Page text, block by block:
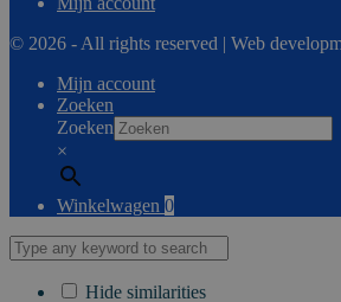
© 2026 - All rights reserved | Web
Mijn account
Zoeken
Zoeken
×
Winkelwagen 0
Hide similarities